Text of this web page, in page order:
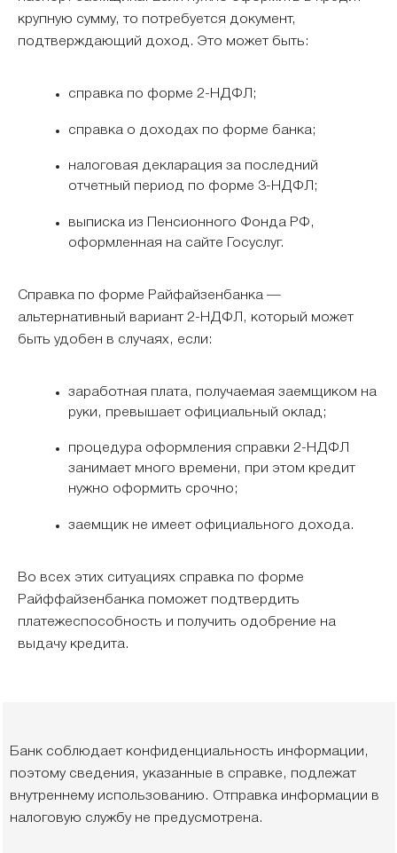
крупную сумму, то потребуется документ,
подтверждающий доход. Это может быть:
справка по форме 2-НДФЛ;
справка о доходах по форме банка;
налоговая декларация за последний
отчетный период по форме 3-НДФЛ;
выписка из Пенсионного Фонда РФ,
оформленная на сайте Госуслуг.
Справка по форме Райфайзенбанка —
альтернативный вариант 2-НДФЛ, который может
быть удобен в случаях, если:
заработная плата, получаемая заемщиком на
руки, превышает официальный оклад;
процедура оформления справки 2-НДФЛ
занимает много времени, при этом кредит
нужно оформить срочно;
заемщик не имеет официального дохода.
Во всех этих ситуациях справка по форме
Райффайзенбанка поможет подтвердить
платежеспособность и получить одобрение на
выдачу кредита.
Банк соблюдает конфиденциальность информации,
поэтому сведения, указанные в справке, подлежат
внутреннему использованию. Отправка информации в
налоговую службу не предусмотрена.